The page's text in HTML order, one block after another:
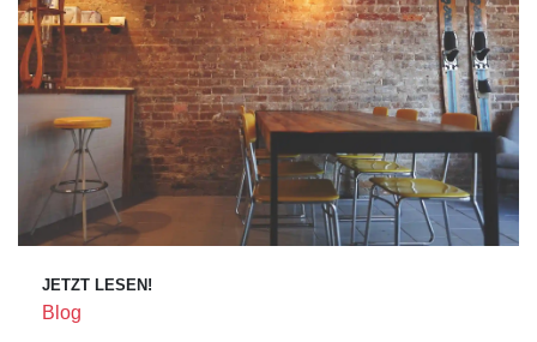
JETZT LESEN!
Blog